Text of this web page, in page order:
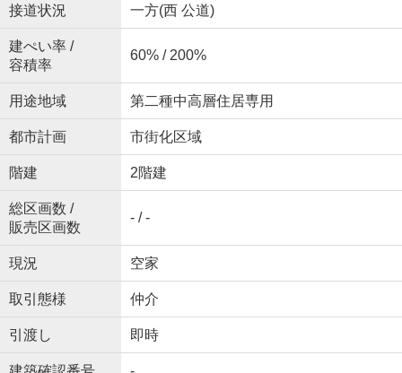
接道状況 一方(西 公道)
建ぺい率 /
容積率
60% / 200%
用途地域 第二種中高層住居専用
都市計画 市街化区域
階建 2階建
総区画数 /
販売区画数
- / -
現況 空家
取引態様 仲介
引渡し 即時